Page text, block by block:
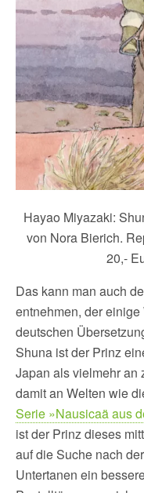
Hayao Miyazaki:
von Nora Bierich.
20,-
Das kann man auch
entnehmen, der
deutschen
Shuna ist der Prinz
Japan als vielmehr an
damit an Welten wie
Serie »Nausicaä aus
ist der Prinz dieses
auf die Suche nach
Untertanen ein